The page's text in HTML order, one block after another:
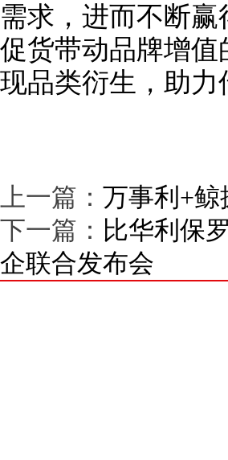
需求，进而不断
促货带动品牌增
现品类衍生，助
上一篇： 万事利+鲸
下一篇： 比华利保
企联合发布会